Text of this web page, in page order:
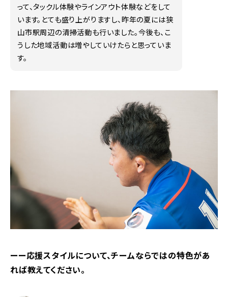
って、タックル体験やラインアウト体験などをして
います。とても盛り上がりますし、昨年の夏には狭
山市駅周辺の清掃活動も行いました。今後も、こ
うした地域活動は増やしていけたらと思っていま
す。
ーー応援スタイルについて、チームならではの特色があ
れば教えてください。